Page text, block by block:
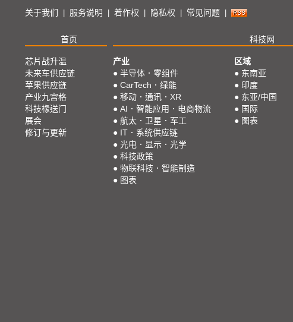
关于我们 服务说明 着作权 隐私权 常见问题
首页 科技网
芯片战升温
未来车供应链
苹果供应链
产业九宫格
科技椽送门
展会
修订与更新
产业
● 半导体．零组件
● CarTech．绿能
● 移动．通讯．XR
● AI．智能应用．电商物流
● 航太．卫星．军工
● IT．系统供应链
● 光电．显示．光学
● 科技政策
● 物联科技．智能制造
● 图表
区域
● 东南亚
● 印度
● 东亚/中国
● 国际
● 图表